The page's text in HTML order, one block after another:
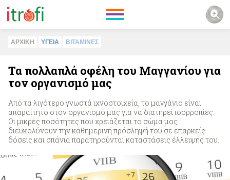
ΑΡΧΙΚΗ ΥΓΕΙΑ ΒΙΤΑΜΙΝΕΣ
Τα πολλαπλά οφέλη του Μαγγανίου για
τον οργανισμό μας
Από τα λιγότερο γνωστά ιχνοστοιχεία, το μαγγάνιο είναι
απαραίτητο στον οργανισμό μας για να διατηρεί ισορροπίες.
Οι μικρές ποσότητες που χρειάζεται το σώμα μας
διευκολύνουν την καθημερινή πρόσληψή του σε επαρκείς
δόσεις και σπάνια παρατηρούνται καταστάσεις έλλειψής του.